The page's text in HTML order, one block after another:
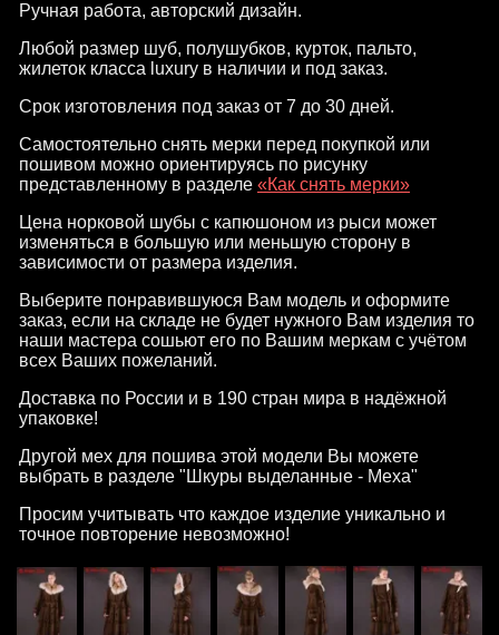
Ручная работа, авторский дизайн.
Любой размер шуб, полушубков, курток, пальто,
жилеток класса luxury в наличии и под заказ.
Срок изготовления под заказ от 7 до 30 дней.
Самостоятельно снять мерки перед покупкой или
пошивом можно ориентируясь по рисунку
представленному в разделе «Как снять мерки»
Цена норковой шубы с капюшоном из рыси может
изменяться в большую или меньшую сторону в
зависимости от размера изделия.
Выберите понравившуюся Вам модель и оформите
заказ, если на складе не будет нужного Вам изделия то
наши мастера сошьют его по Вашим меркам с учётом
всех Ваших пожеланий.
Доставка по России и в 190 стран мира в надёжной
упаковке!
Другой мех для пошива этой модели Вы можете
выбрать в разделе "Шкуры выделанные - Меха"
Просим учитывать что каждое изделие уникально и
точное повторение невозможно!